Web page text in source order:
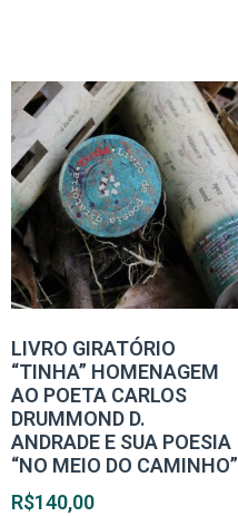
LIVRO GIRATÓRIO
“TINHA” HOMENAGEM
AO POETA CARLOS
DRUMMOND D.
ANDRADE E SUA POESIA
“NO MEIO DO CAMINHO”
R$140,00